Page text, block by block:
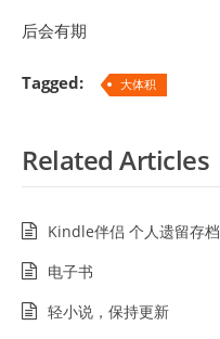
后会有期
Tagged: 大体积
Related Articles
Kindle伴侣 个人遗留存档
电子书
轻小说，保持更新